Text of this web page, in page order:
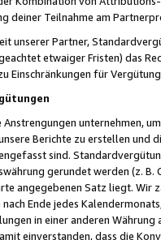
deiner Teilnahme am
unserer Partner,
etwaiger Fristen) das
Einschränkungen für
unternehmen,
Berichte zu erstellen und
sind.
gerundet werden (z.
angegebenen Satz liegt.
Ende jedes
in einer anderen
einverstanden, dass die